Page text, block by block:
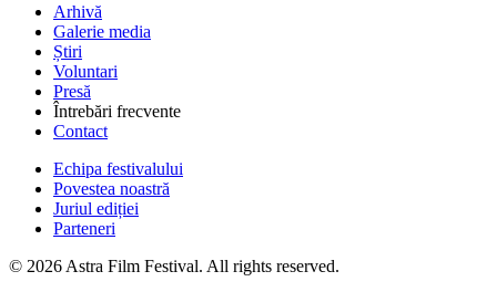
Arhivă
Galerie media
Știri
Voluntari
Presă
Întrebări frecvente
Contact
Echipa festivalului
Povestea noastră
Juriul ediției
Parteneri
© 2026 Astra Film Festival. All rights reserved.